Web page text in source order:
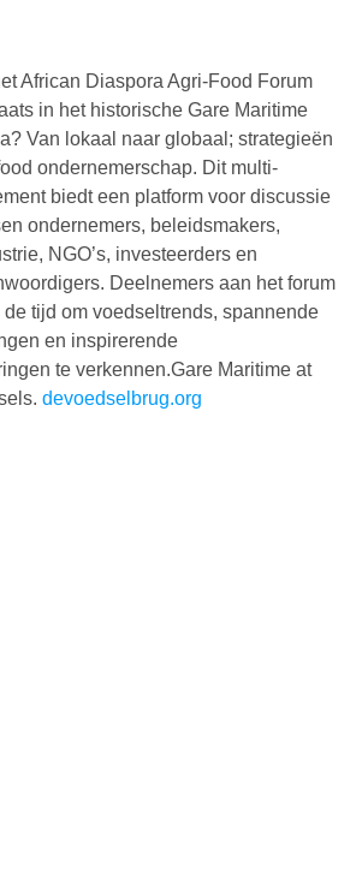
African Diaspora Agri-Food Forum
in het historische Gare Maritime
Van lokaal naar globaal; strategieën
ondernemerschap. Dit multi-
biedt een platform voor discussie
ondernemers, beleidsmakers,
NGO’s, investeerders en
Deelnemers aan het forum
tijd om voedseltrends, spannende
en inspirerende
te verkennen.Gare Maritime at
devoedselbrug.org